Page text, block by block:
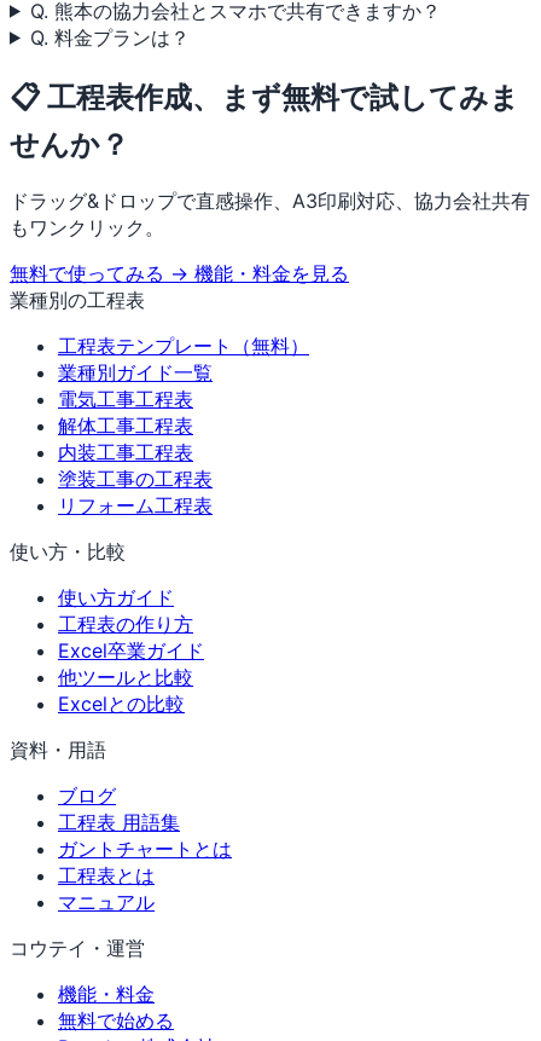
Q. 熊本の協力会社とスマホで共有できますか？
Q. 料金プランは？
📋 工程表作成、まず無料で試してみま
せんか？
ドラッグ&ドロップで直感操作、A3印刷対応、協力会社共有
もワンクリック。
無料で使ってみる → 機能・料金を見る
業種別の工程表
工程表テンプレート（無料）
業種別ガイド一覧
電気工事工程表
解体工事工程表
内装工事工程表
塗装工事の工程表
リフォーム工程表
使い方・比較
使い方ガイド
工程表の作り方
Excel卒業ガイド
他ツールと比較
Excelとの比較
資料・用語
ブログ
工程表 用語集
ガントチャートとは
工程表とは
マニュアル
コウテイ・運営
機能・料金
無料で始める